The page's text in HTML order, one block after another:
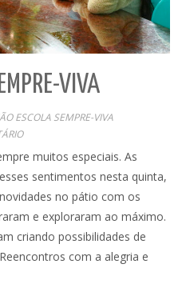
VIVA
ESCOLA SEMPRE-VIVA
muitos especiais. As
sentimentos nesta quinta,
no pátio com os
e exploraram ao máximo.
criando possibilidades de
com a alegria e